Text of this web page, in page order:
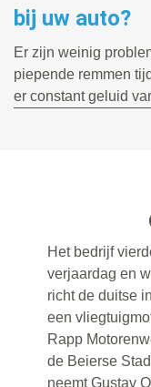
bij uw auto?
Er zijn weinig
piepende remmen
er constant geluid
Het bedrijf
verjaardag en
richt de duitse
een
Rapp
de Beierse
neemt Gustav